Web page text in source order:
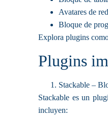
Avatares de
Bloque de
Explora plugins
Plugins
Stackable –
Stackable es un
incluyen: